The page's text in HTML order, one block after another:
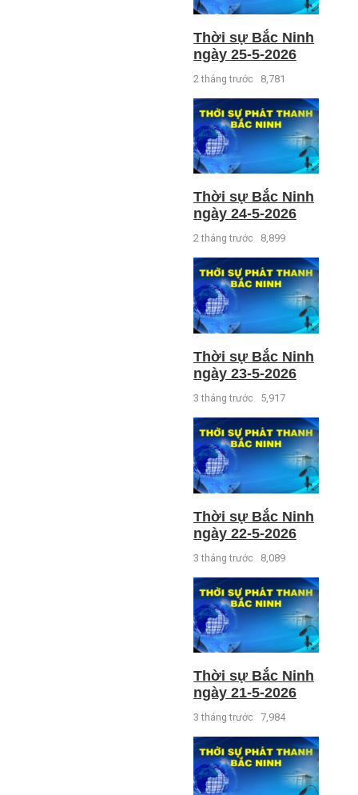
Thời sự Bắc Ninh
ngày 25-5-2026
2 tháng trước 8,781
Thời sự Bắc Ninh
ngày 24-5-2026
2 tháng trước 8,899
Thời sự Bắc Ninh
ngày 23-5-2026
3 tháng trước 5,917
Thời sự Bắc Ninh
ngày 22-5-2026
3 tháng trước 8,089
Thời sự Bắc Ninh
ngày 21-5-2026
3 tháng trước 7,984